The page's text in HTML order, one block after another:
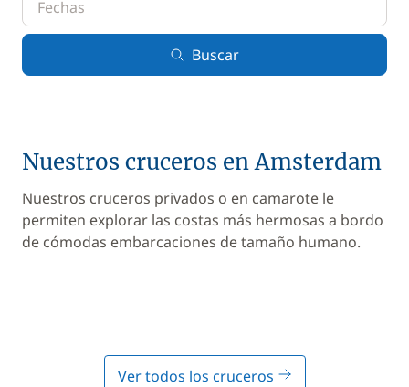
Buscar
Nuestros cruceros en Amsterdam
Nuestros cruceros privados o en camarote le
permiten explorar las costas más hermosas a bordo
de cómodas embarcaciones de tamaño humano.
Ver todos los cruceros